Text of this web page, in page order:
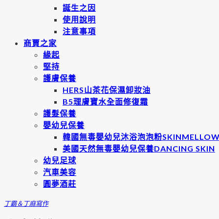
誕生之因
使用說明
注意事項
商賈之家
緣起
堅持
護膚保養
HERS山茶花保濕卸妝油
B5理膚寶水全面修復霜
護髮保養
嬰幼兒保養
韓國無毒嬰幼兒沐浴泡泡粉
美國天然無毒嬰幼兒保養DANCING SKIN
幼兒足球
汽車美容
圓夢酒莊
丁霸＆丁麻寫作